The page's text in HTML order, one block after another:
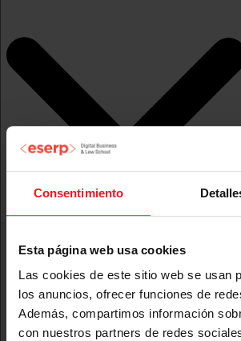
Consentimiento
Esta página web usa cookies
Las cookies de este sitio web se usan
los anuncios, ofrecer funciones de
Además, compartimos información
con nuestros partners de redes